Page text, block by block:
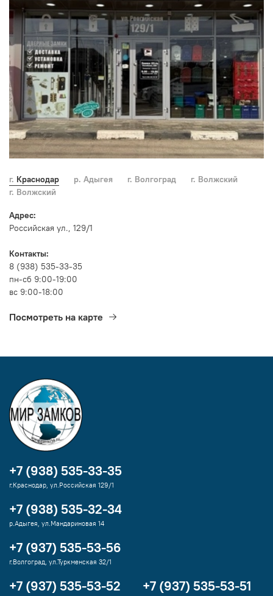
г. Краснодар р. Адыгея г. Волгоград
г. Волжский
г. Волжский
Адрес:
Российская ул., 129/1
Контакты:
8 (938) 535-33-35
пн-сб 9:00-19:00
вс 9:00-18:00
Посмотреть на карте
+7 (938) 535-33-35
г.Краснодар, ул.Российская 129/1
+7 (938) 535-32-34
р.Адыгея, ул.Мандариновая 14
+7 (937) 535-53-56
г.Волгоград, ул.Туркменская 32/1
+7 (937) 535-53-52 +7 (937) 535-53-51